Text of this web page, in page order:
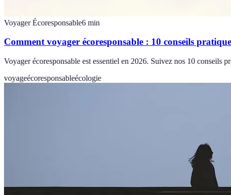
Voyager Écoresponsable6 min
Comment voyager écoresponsable : 10 conseils
Voyager écoresponsable est essentiel en 2026. Suivez nos 10 conseils
voyageécoresponsableécologie